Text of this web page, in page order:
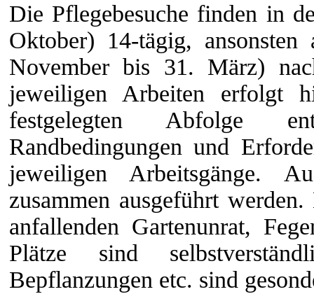
Die Pflegebesuche finden in
Oktober) 14-tägig, ansonsten
November bis 31. März)
jeweiligen Arbeiten erfolgt
festgelegten Abfolge
Randbedingungen und
jeweiligen Arbeitsgänge.
zusammen ausgeführt
anfallenden Gartenunrat,
Plätze sind
Bepflanzungen etc. sind